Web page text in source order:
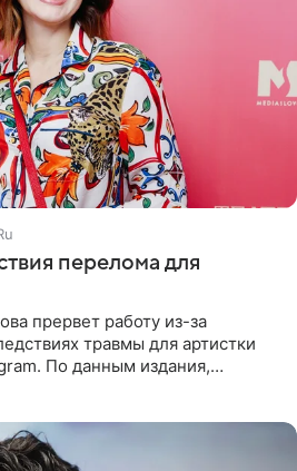
перелома для
прервет работу из-за
травмы для артистки
По данным издания,